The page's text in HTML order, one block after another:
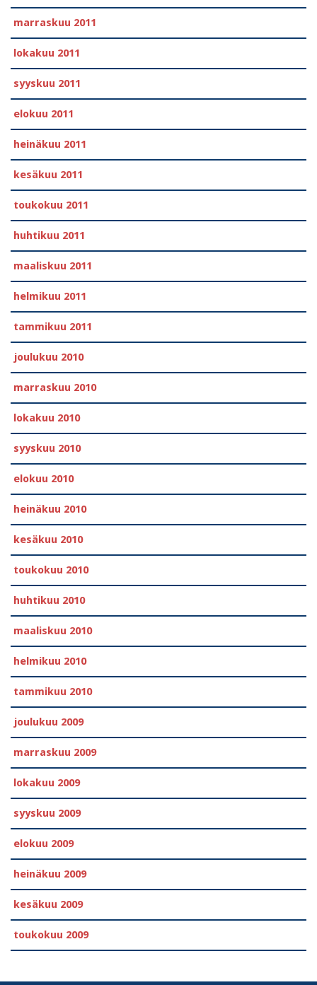
marraskuu 2011
lokakuu 2011
syyskuu 2011
elokuu 2011
heinäkuu 2011
kesäkuu 2011
toukokuu 2011
huhtikuu 2011
maaliskuu 2011
helmikuu 2011
tammikuu 2011
joulukuu 2010
marraskuu 2010
lokakuu 2010
syyskuu 2010
elokuu 2010
heinäkuu 2010
kesäkuu 2010
toukokuu 2010
huhtikuu 2010
maaliskuu 2010
helmikuu 2010
tammikuu 2010
joulukuu 2009
marraskuu 2009
lokakuu 2009
syyskuu 2009
elokuu 2009
heinäkuu 2009
kesäkuu 2009
toukokuu 2009